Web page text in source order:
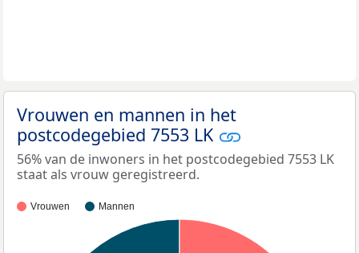
Vrouwen en mannen in het
postcodegebied 7553 LK
56% van de inwoners in het postcodegebied 7553 LK
staat als vrouw geregistreerd.
Vrouwen Mannen